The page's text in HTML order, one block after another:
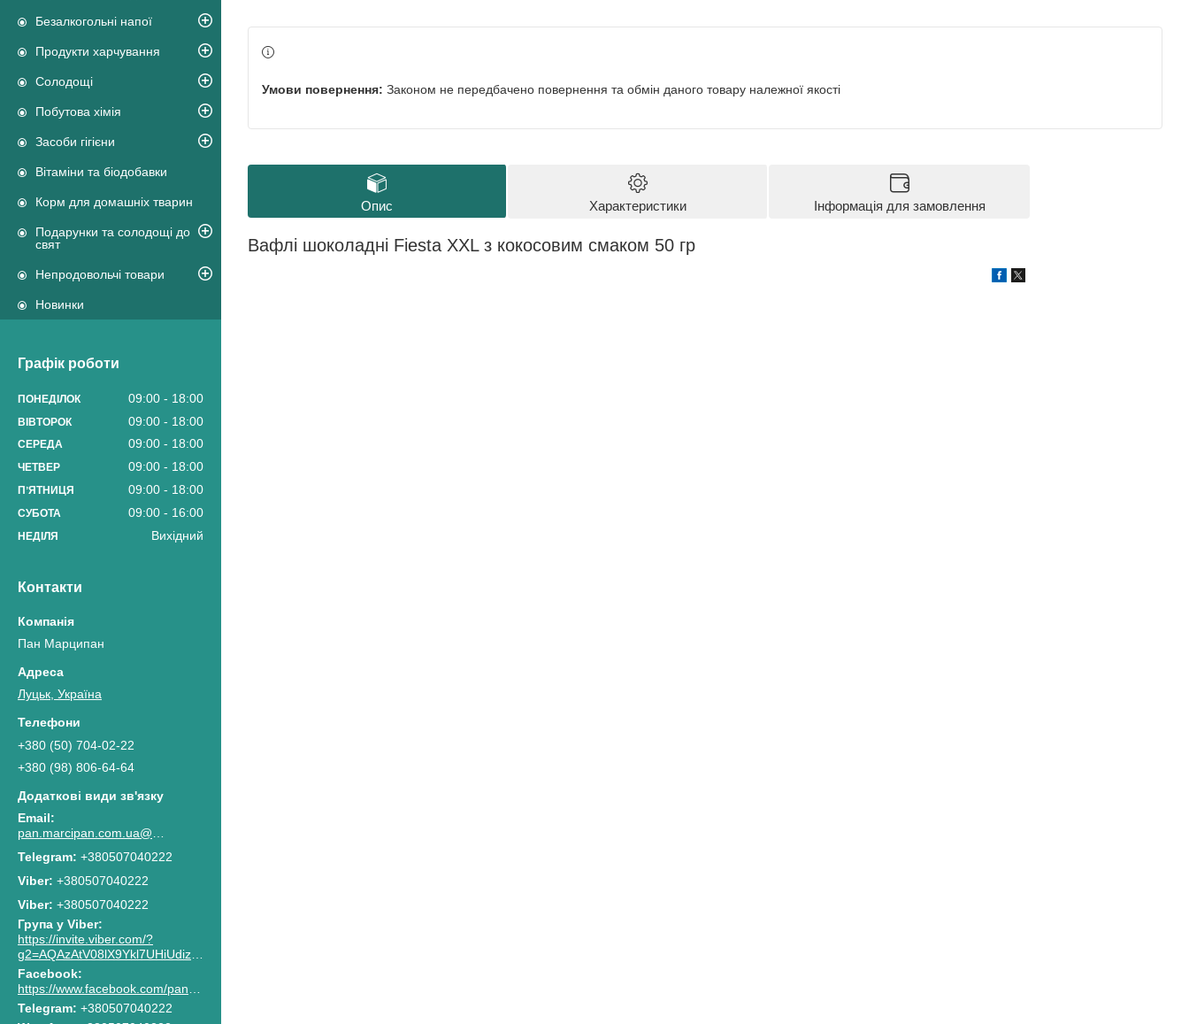
Безалкогольні напої
Продукти харчування
Солодощі
Побутова хімія
Засоби гігієни
Вітаміни та біодобавки
Корм для домашніх тварин
Подарунки та солодощі до
свят
Непродовольчі товари
Новинки
Графік роботи
ПОНЕДІЛОК 09:00 18:00
ВІВТОРОК 09:00 18:00
СЕРЕДА 09:00 18:00
ЧЕТВЕР 09:00 18:00
ПʼЯТНИЦЯ 09:00 18:00
СУБОТА 09:00 16:00
НЕДІЛЯ Вихідний
Контакти
Пан Марципан
Луцьк, Україна
+380 (50) 704-02-22
+380 (98) 806-64-64
pan.marcipan.com.ua@gmail.com
+380507040222
+380507040222
Viber +380507040222
Група у Viber
https://invite.viber.com/?
g2=AQAzAtV08lX9Ykl7UHiUdiz2lJaGpR6lsG8M4RbzQPAkG0NWtCn7PhJnwk8g8F2c
Facebook
https://www.facebook.com/pan.marcipan2020
Telegram +380507040222
Законом не передбачено повернення та обмін даного товару належної якості
Опис Характеристики Інформація для замовлення
Вафлі шоколадні Fiesta XXL з кокосовим смаком 50 гр